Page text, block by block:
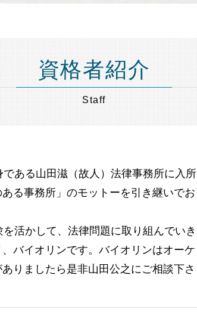
任意売却 方法
強制 競売 とは
住宅ローン 売却
裁判所 競売
競売 の 流れ
差し押さえ 物件 競売
任意売却 メリット
不動産相続 東京都 弁護士 相談
遺言書作成 東京都 弁護士 相談
不動産相続 港区 弁護士 相談
成年後見 目黒区 弁護士 相談
遺言書作成 埼玉県 弁護士 相談
相続 東京都 弁護士 相談
相続 節税 港区 弁護士 相談
相続 節税 埼玉県 弁護士 相談
任意売却 目黒区 弁護士 相談
不動産相続 品川区 弁護士 相談
不動産相続 神奈川県 弁護士 相談
資格者紹介
Staff
ある山田滋（故人）法律事務所に入所
る事務所」のモットーを引き継いでお
活かして、法律問題に取り組んでいき
バイオリンです。バイオリンはオーケ
りましたら是非山田公之にご相談下さ